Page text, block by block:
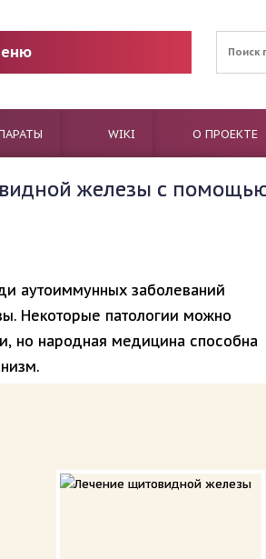
WIKI О ПРОЕКТЕ
железы с
аутоиммунных заболеваний
Некоторые патологии можно
но народная медицина способна